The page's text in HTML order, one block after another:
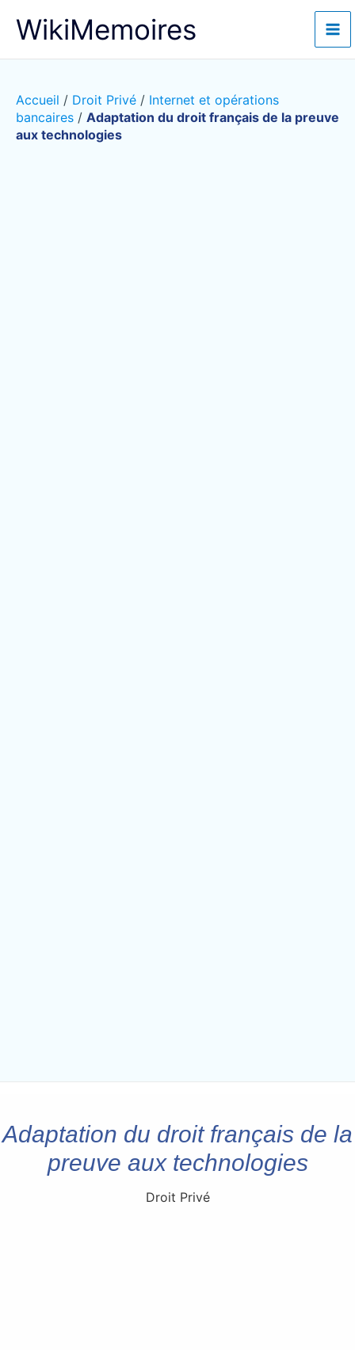
WikiMemoires
Accueil / Droit Privé / Internet et opérations
bancaires / Adaptation du droit français de la preuve
aux technologies
Adaptation du droit français de la
preuve aux technologies
Droit Privé